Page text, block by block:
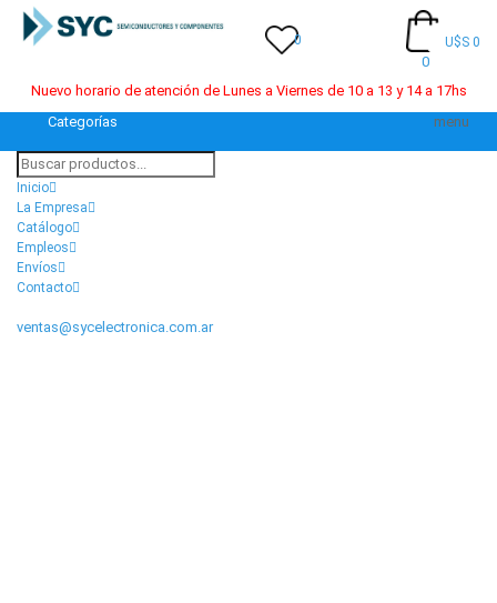
0
0
U$S 0
Nuevo horario de atención de Lunes a Viernes de 10 a 13 y 14 a 17hs
Categorías
menu
Inicio
La Empresa
Catálogo
Empleos
Envíos
Contacto
ventas@sycelectronica.com.ar